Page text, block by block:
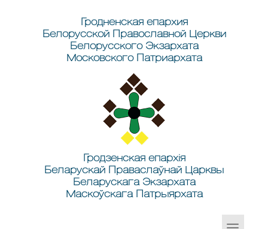
Гродненская епархия
Белорусской Православной Церкви
Белорусского Экзархата
Московского Патриархата
Гродзенская епархія
Беларускай Праваслаўнай Царквы
Беларускага Экзархата
Маскоўскага Патрыярхата